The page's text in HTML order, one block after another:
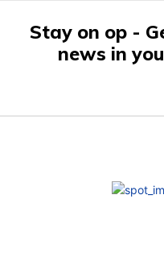
Stay on op -
news in